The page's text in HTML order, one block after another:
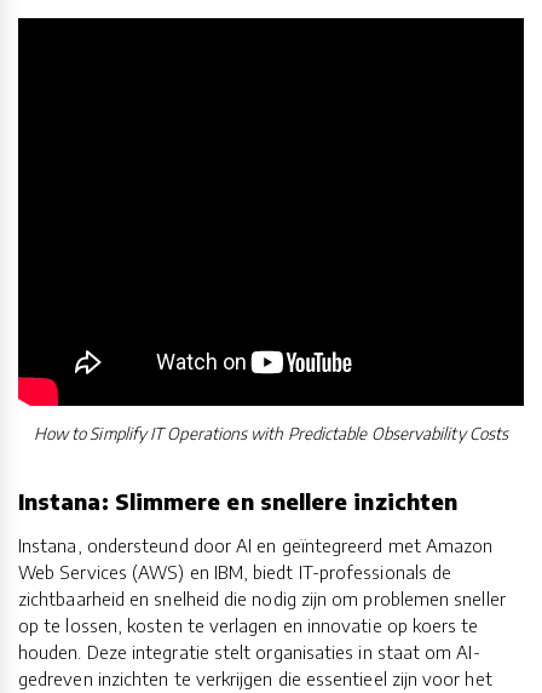
How to Simplify IT Operations with Predictable Observability Costs
Instana: Slimmere en snellere inzichten
Instana, ondersteund door AI en geïntegreerd met Amazon
Web Services (AWS) en IBM, biedt IT-professionals de
zichtbaarheid en snelheid die nodig zijn om problemen sneller
op te lossen, kosten te verlagen en innovatie op koers te
houden. Deze integratie stelt organisaties in staat om AI-
gedreven inzichten te verkrijgen die essentieel zijn voor het